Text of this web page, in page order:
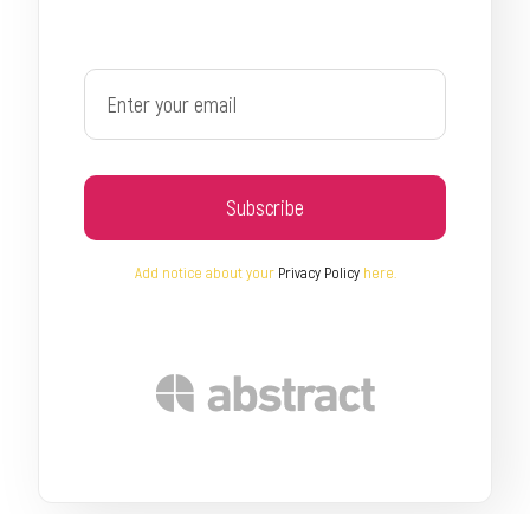
Subscribe
Add notice about your Privacy Policyhere.